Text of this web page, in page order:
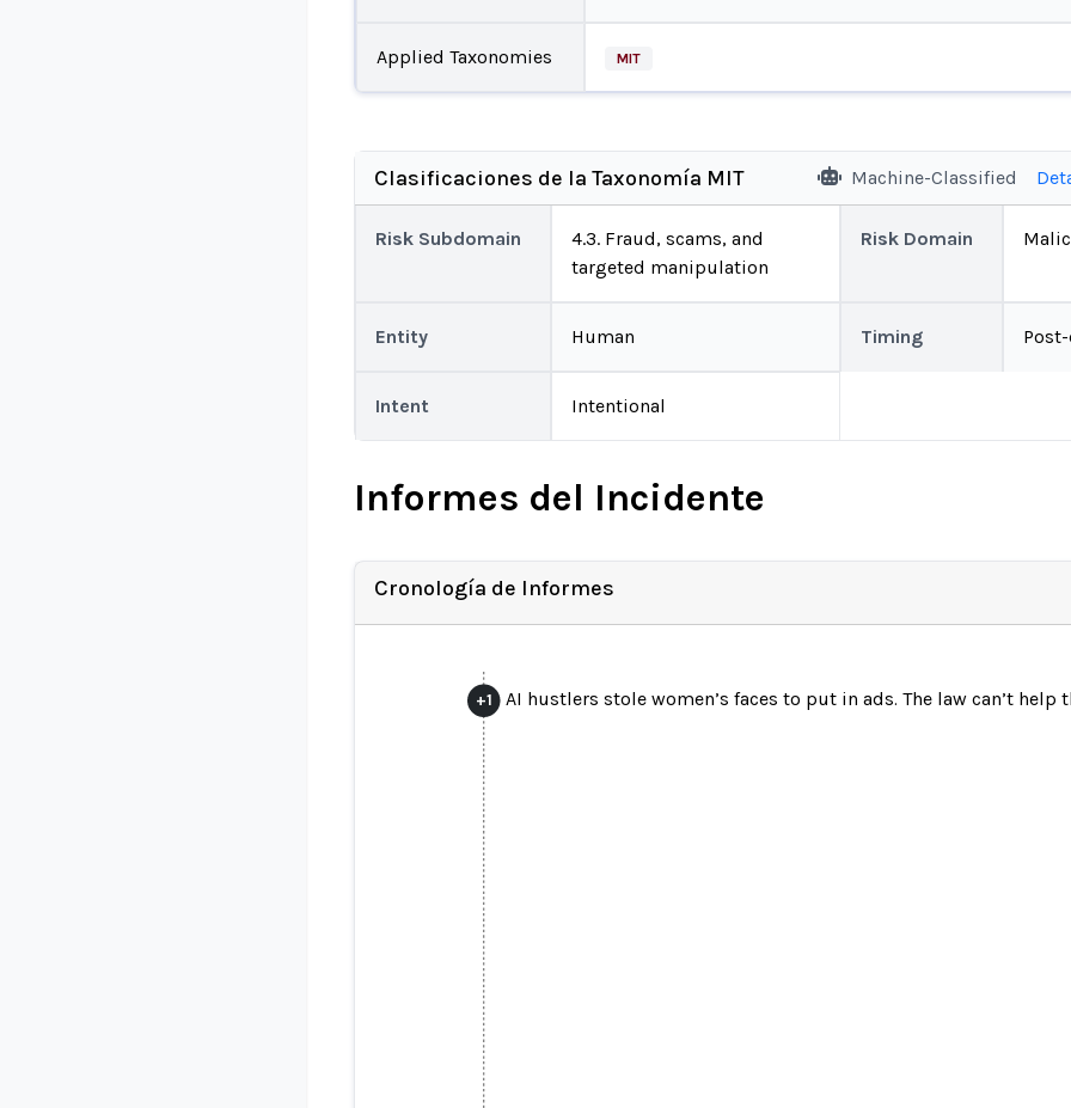
Applied Taxonomies MIT
Clasificaciones de la Taxonomía MIT Machine-Classified
Risk Subdomain
4.3. Fraud, scams, and
targeted manipulation
Risk Domain
Entity Human Timing
Intent Intentional
Informes del Incidente
Cronología de Informes
+1 AI hustlers stole women’s faces to put in ads. The law can’t help